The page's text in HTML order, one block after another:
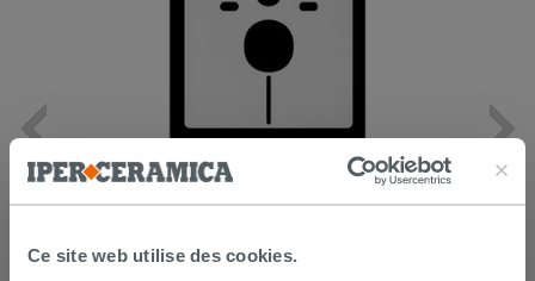
Ce site web utilise des cookies.
Protection acoustique Otval pour
sanitaires adossés au mur
8,50 € /PC